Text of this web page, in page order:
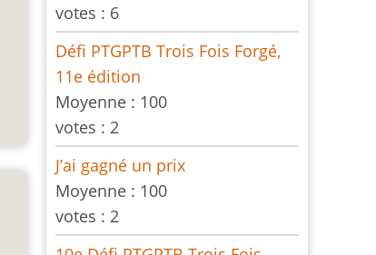
votes : 6
Défi PTGPTB Trois Fois Forgé,
11e édition
Moyenne : 100
votes : 2
J’ai gagné un prix
Moyenne : 100
votes : 2